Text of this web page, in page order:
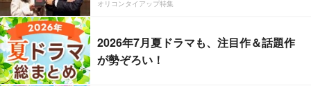
オリコンタイアップ特集
2026年7月夏ドラマも、注目作＆話題作
が勢ぞろい！